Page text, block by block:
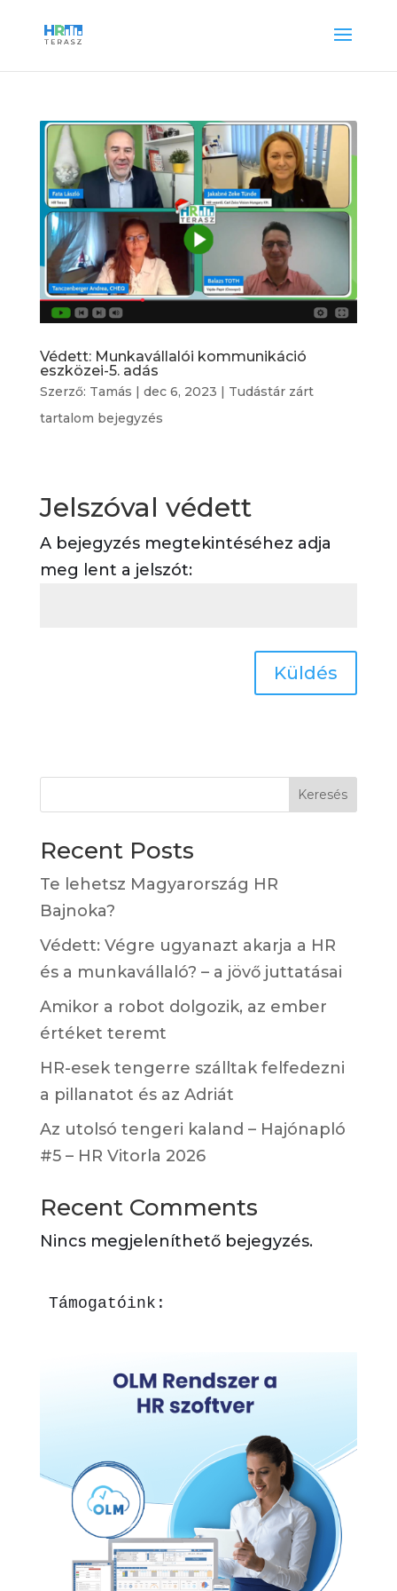
Védett: Munkavállalói kommunikáció
eszközei-5. adás
Szerző: Tamás | dec 6, 2023 | Tudástár zárt
tartalom bejegyzés
Jelszóval védett
A bejegyzés megtekintéséhez adja
meg lent a jelszót:
Küldés
Keresés
Recent Posts
Te lehetsz Magyarország HR
Bajnoka?
Védett: Végre ugyanazt akarja a HR
és a munkavállaló? – a jövő juttatásai
Amikor a robot dolgozik, az ember
értéket teremt
HR-esek tengerre szálltak felfedezni
a pillanatot és az Adriát
Az utolsó tengeri kaland – Hajónapló
#5 – HR Vitorla 2026
Recent Comments
Nincs megjeleníthető bejegyzés.
Támogatóink: